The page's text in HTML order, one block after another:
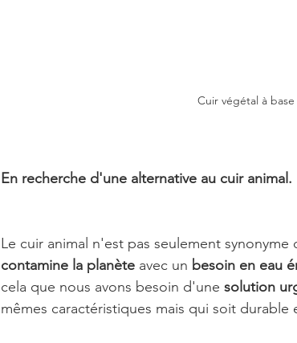
Cuir végétal à
En recherche d'une alternative au cuir animal.
Le cuir animal n'est pas seulement
contamine la planète avec un besoin en eau
cela que nous avons besoin d'une solution
mêmes caractéristiques mais qui soit